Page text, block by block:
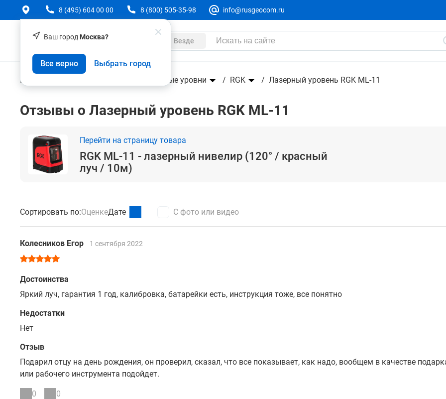
Ваш город Москва?
Все верно Выбрать город
8 (495) 604 00 00 8 (800) 505-35-98 info@rusgeocom.ru
Везде
RGK ML-11 - лазерный нивелир (120° / красный луч / 10м)
Геодезическое оборудование Лазерные уровни RGK Лазерный уровень RGK ML-11
Отзывы о Лазерный уровень RGK ML-11
Перейти на страницу товара
RGK ML-11 - лазерный нивелир (120° / красный
луч / 10м)
Сортировать по:ОценкеДате С фото или видео
Колесников Егор 1 сентября 2022
Достоинства
Яркий луч, гарантия 1 год, калибровка, батарейки есть, инструкция тоже, все понятно
Недостатки
Нет
Отзыв
Подарил отцу на день рождения, он проверил, сказал, что все показывает, как надо, вообщем в качестве
или рабочего инструмента подойдет.
0 0